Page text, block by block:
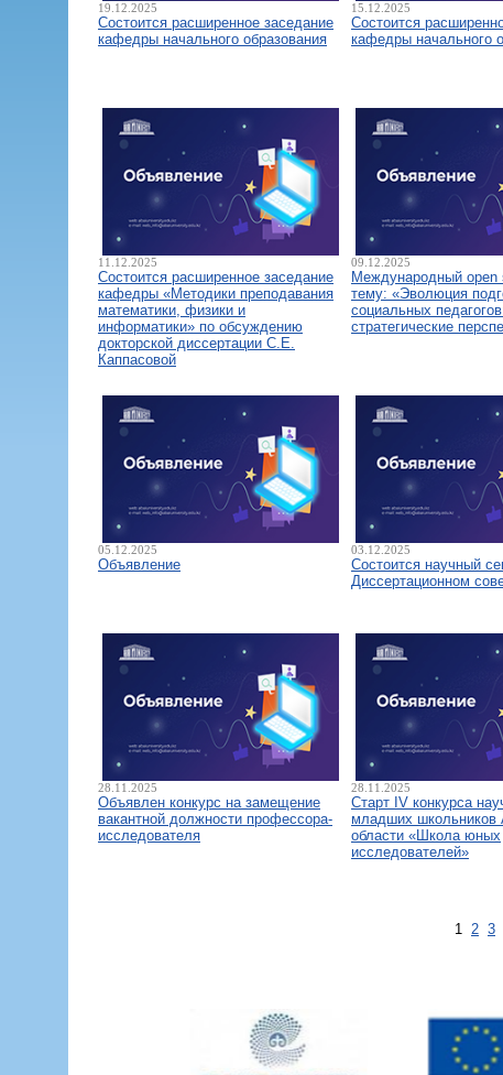
19.12.2025
Состоится расширенное заседание
кафедры начального образования
15.12.2025
Состоится
кафедры начального
11.12.2025
Состоится расширенное заседание
кафедры «Методики преподавания
математики, физики и
информатики» по обсуждению
докторской диссертации С.Е.
Каппасовой
09.12.2025
Международный open
тему: «Эволюция
социальных
стратегические
05.12.2025
Объявление
03.12.2025
Состоится научный
Диссертационном
28.11.2025
Объявлен конкурс на замещение
вакантной должности профессора-
исследователя
28.11.2025
Старт IV конкурса
младших школьников
области «Школа юных
исследователей»
1 2 3